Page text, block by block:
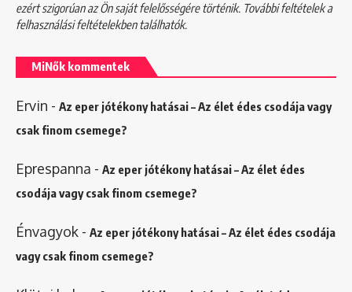
ezért szigorúan az Ön saját felelősségére történik. További feltételek a
felhasználási feltételekbentalálhatók.
MiNők kommentek
Ervin - Az eper jótékony hatásai – Az élet édes csodája vagy
csak finom csemege?
Eprespanna - Az eper jótékony hatásai – Az élet édes
csodája vagy csak finom csemege?
Énvagyok - Az eper jótékony hatásai – Az élet édes csodája
vagy csak finom csemege?